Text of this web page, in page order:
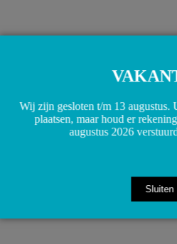
A6110900051 6110900051
Toevoegen aan winkelwagen
Wij zijn gesloten t/m 13 augustus.
plaatsen, maar houd er
augustus 2026
Sluiten